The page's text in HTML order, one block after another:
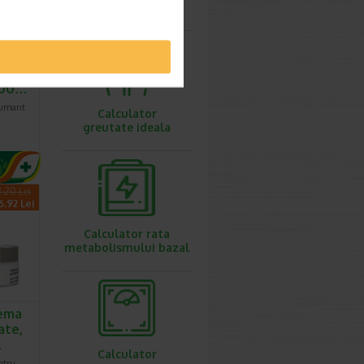
Lei
Lei
Calculator
greutate ideala
Calculator rata
metabolismului bazal
Calculator